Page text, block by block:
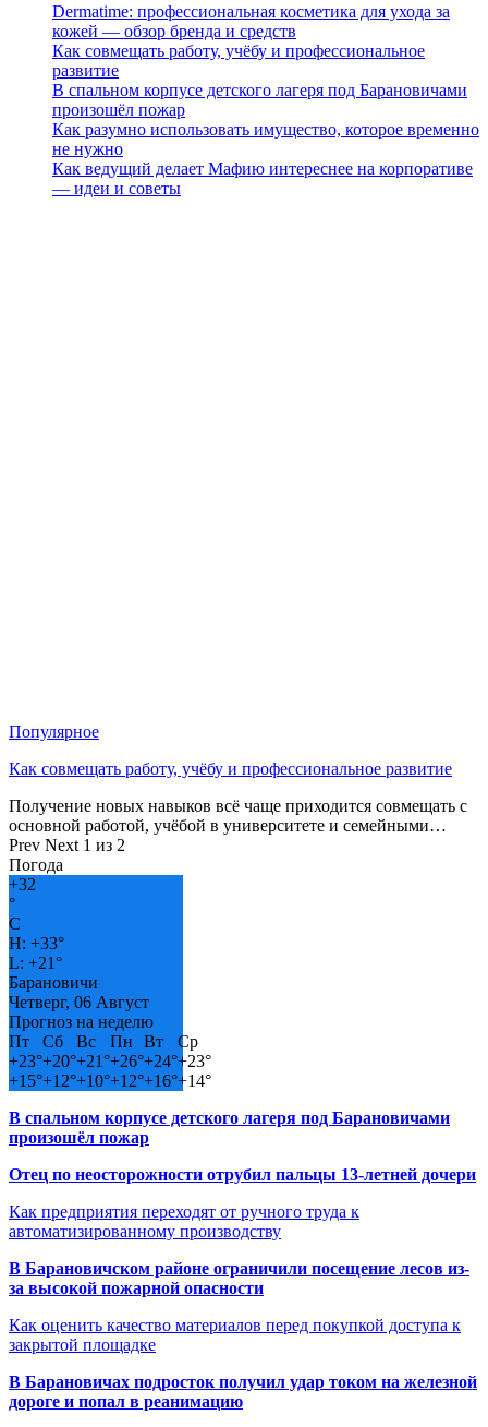
Dermatime: профессиональная косметика для ухода за
кожей — обзор бренда и средств
Как совмещать работу, учёбу и профессиональное
развитие
В спальном корпусе детского лагеря под Барановичами
произошёл пожар
Как разумно использовать имущество, которое временно
не нужно
Как ведущий делает Мафию интереснее на корпоративе
— идеи и советы
Популярное
Как совмещать работу, учёбу и профессиональное развитие
Получение новых навыков всё чаще приходится совмещать с
основной работой, учёбой в университете и семейными…
Prev Next 1 из 2
Погода
+32
°
C
H: +33°
L: +21°
Барановичи
Четверг, 06 Август
Прогноз на неделю
Пт
Сб Вс Пн Вт
Ср
+23°+20°+21°+26°+24°+23°
+15°+12°+10°+12°+16°+14°
В спальном корпусе детского лагеря под Барановичами
произошёл пожар
Отец по неосторожности отрубил пальцы 13-летней дочери
Как предприятия переходят от ручного труда к
автоматизированному производству
В Барановичском районе ограничили посещение лесов из-
за высокой пожарной опасности
Как оценить качество материалов перед покупкой доступа к
закрытой площадке
В Барановичах подросток получил удар током на железной
дороге и попал в реанимацию